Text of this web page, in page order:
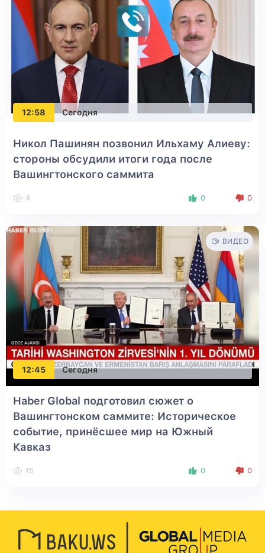
12:58 Сегодня
Никол Пашинян позвонил Ильхаму Алиеву:
стороны обсудили итоги года после
Вашингтонского саммита
4 0 0
12:45 Сегодня
ВИДЕО
Haber Global подготовил сюжет о
Вашингтонском саммите: Историческое
событие, принёсшее мир на Южный
Кавказ
15 0 0